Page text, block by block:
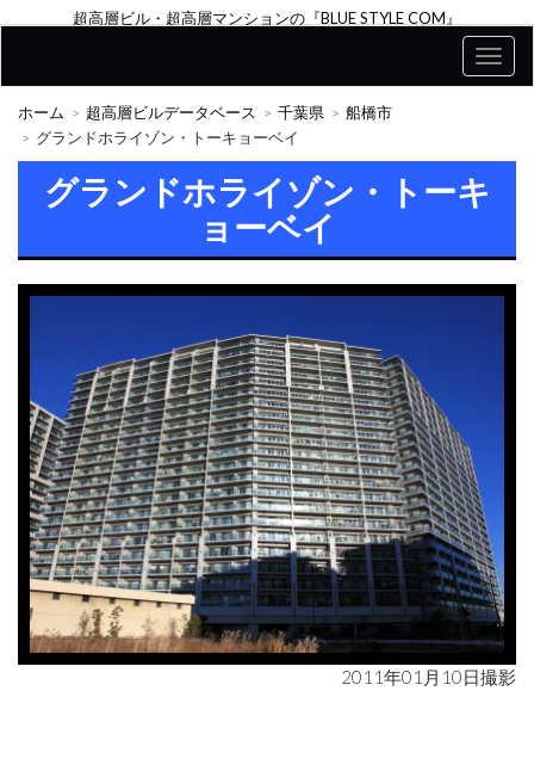
超高層ビル・超高層マンションの『BLUE STYLE COM』
ホーム 超高層ビルデータベース 千葉県
船橋市
グランドホライゾン・トーキョーベイ
グランドホライゾン・トーキ
ョーベイ
2011年01月10日撮影